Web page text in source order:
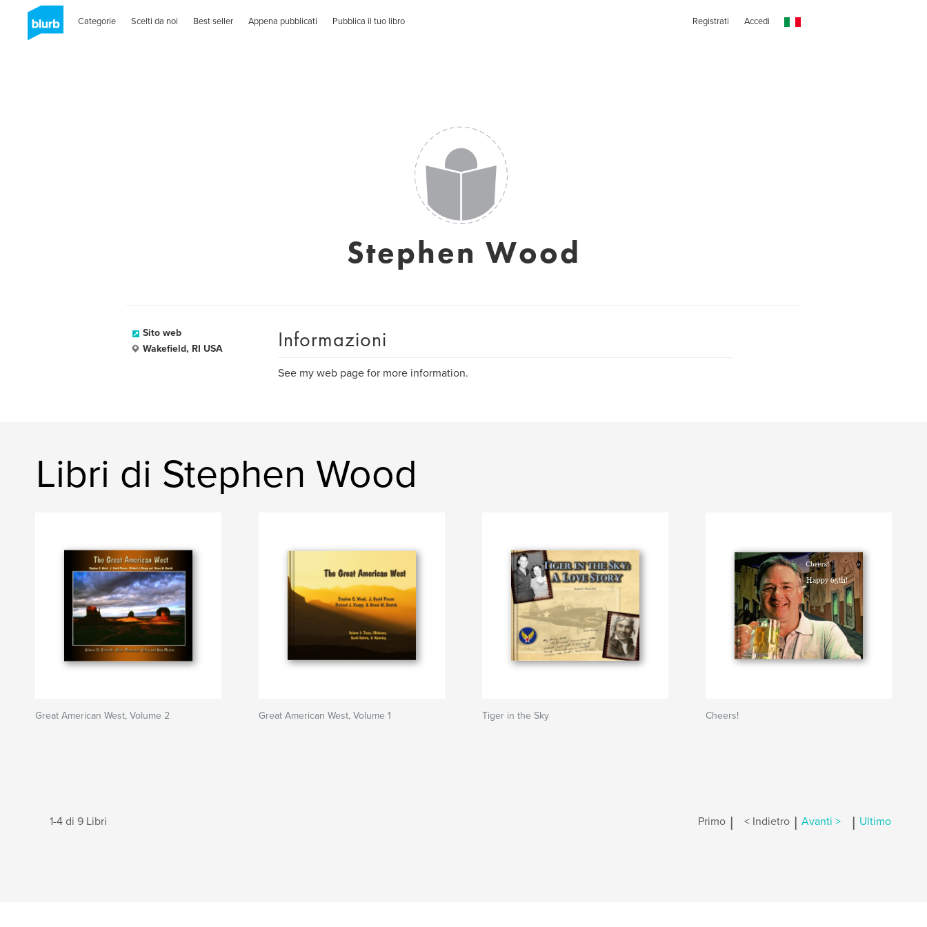
Categorie Scelti da noi Best seller Appena pubblicati Pubblica il tuo libro Registrati Accedi
Stephen Wood
Sito web
Wakefield, RI USA
Informazioni
See my web page for more information.
Libri di Stephen Wood
Great American West, Volume 2 Great American West, Volume 1 Tiger in the Sky Cheers!
1-4 di 9 Libri Primo | < Indietro | Avanti > | Ultimo